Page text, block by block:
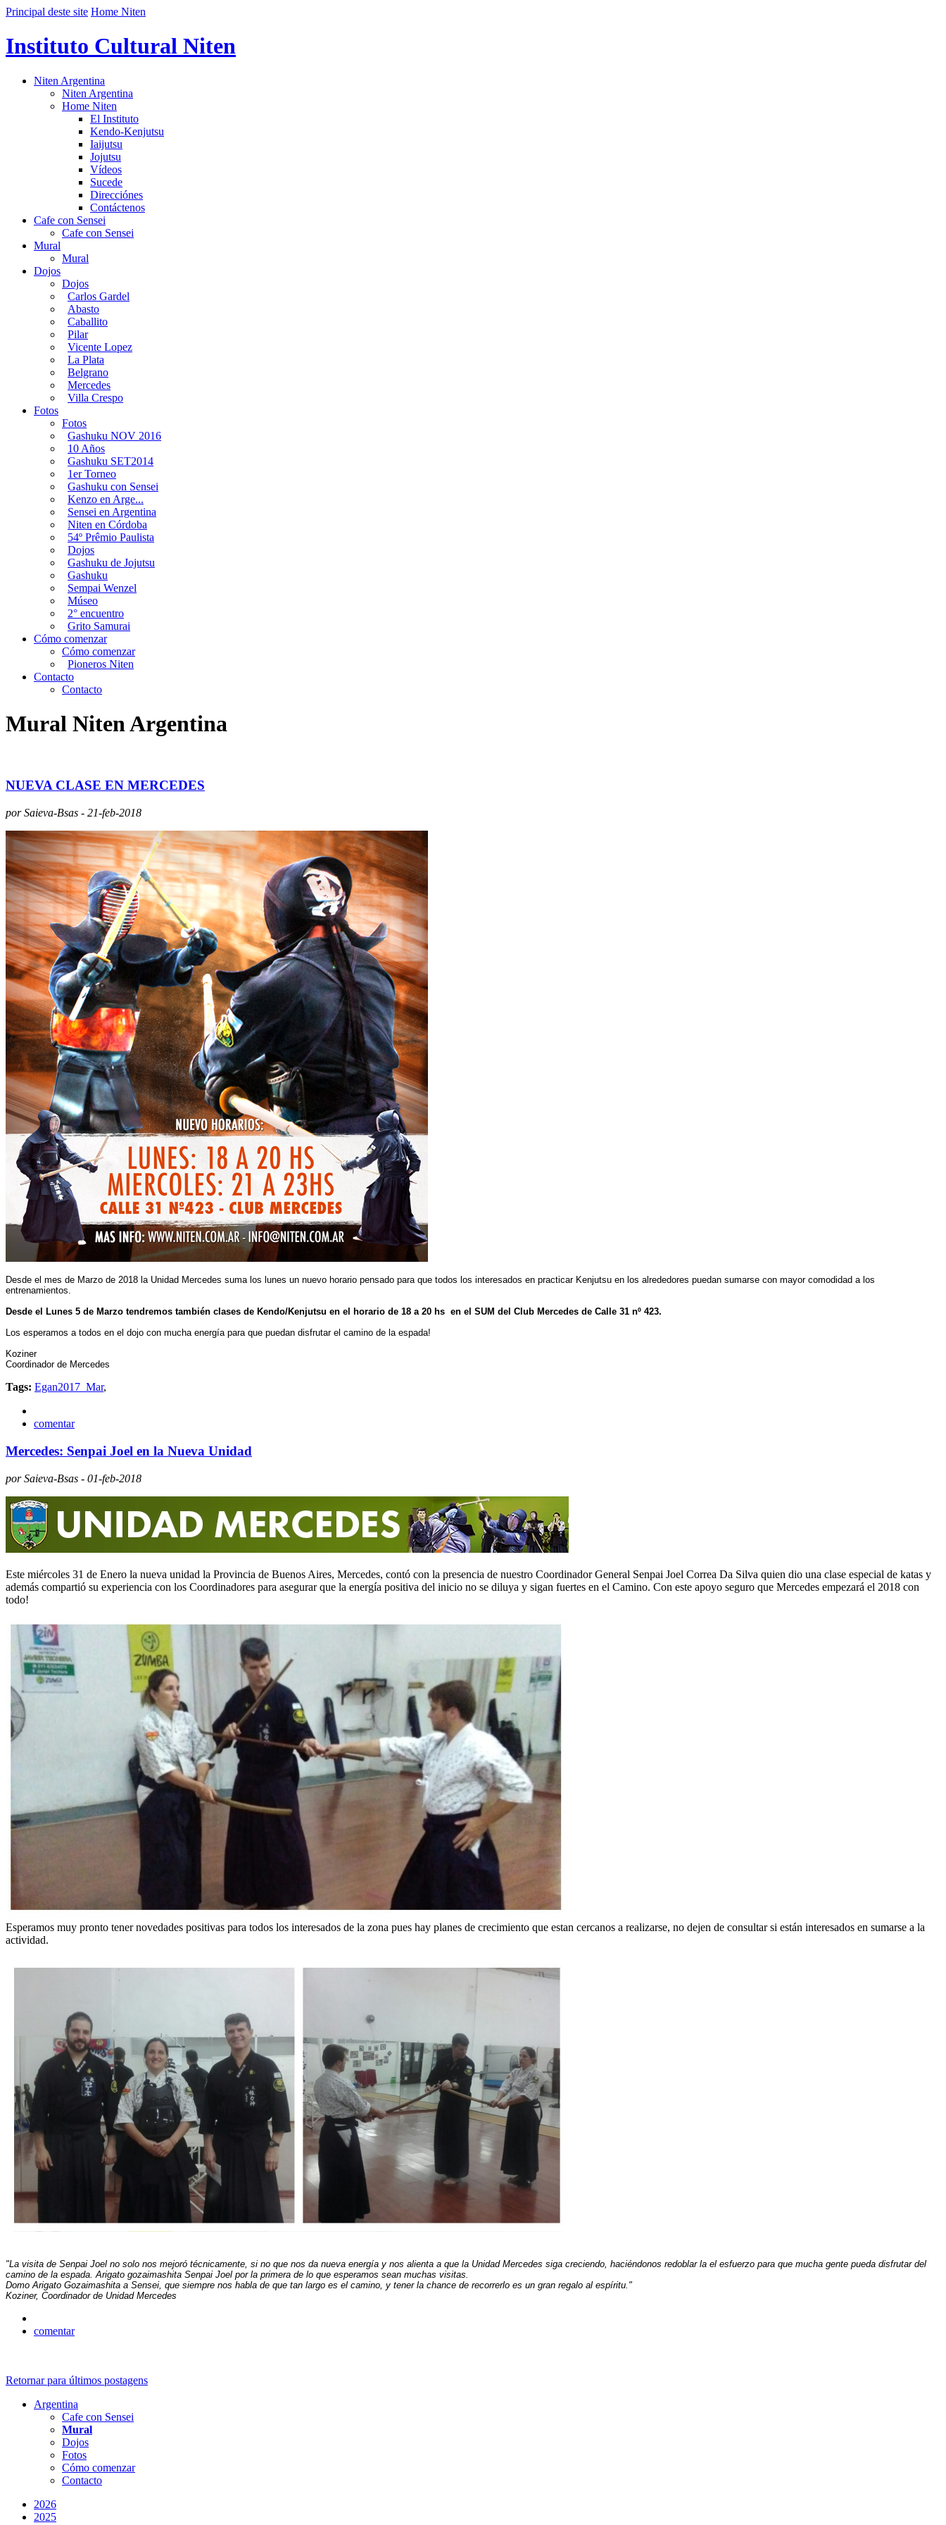
Principal deste site Home Niten
Instituto Cultural Niten
Niten Argentina
Niten Argentina
Home Niten
El Instituto
Kendo-Kenjutsu
Iaijutsu
Jojutsu
Vídeos
Sucede
Direcciónes
Contáctenos
Cafe con Sensei
Cafe con Sensei
Mural
Mural
Dojos
Dojos
Carlos Gardel
Abasto
Caballito
Pilar
Vicente Lopez
La Plata
Belgrano
Mercedes
Villa Crespo
Fotos
Fotos
Gashuku NOV 2016
10 Años
Gashuku SET2014
1er Torneo
Gashuku con Sensei
Kenzo en Arge...
Sensei en Argentina
Niten en Córdoba
54º Prêmio Paulista
Dojos
Gashuku de Jojutsu
Gashuku
Sempai Wenzel
Múseo
2° encuentro
Grito Samurai
Cómo comenzar
Cómo comenzar
Pioneros Niten
Contacto
Contacto
Mural Niten Argentina
NUEVA CLASE EN MERCEDES
por Saieva-Bsas - 21-feb-2018
Desde el mes de Marzo de 2018 la Unidad Mercedes suma los lunes un nuevo horario pensado para que todos los interesados en practicar Kenjutsu en los alrededores puedan sumarse con mayor comodidad a los
entrenamientos.
Desde el Lunes 5 de Marzo tendremos también clases de Kendo/Kenjutsu en el horario de 18 a 20 hs en el SUM del Club Mercedes de Calle 31 nº 423.
Los esperamos a todos en el dojo con mucha energía para que puedan disfrutar el camino de la espada!
Koziner
Coordinador de Mercedes
Tags: Egan2017_Mar,
comentar
Mercedes: Senpai Joel en la Nueva Unidad
por Saieva-Bsas - 01-feb-2018
Este miércoles 31 de Enero la nueva unidad la Provincia de Buenos Aires, Mercedes, contó con la presencia de nuestro Coordinador General Senpai Joel Correa Da Silva quien dio una clase especial de katas y
además compartió su experiencia con los Coordinadores para asegurar que la energía positiva del inicio no se diluya y sigan fuertes en el Camino. Con este apoyo seguro que Mercedes empezará el 2018 con
todo!
Esperamos muy pronto tener novedades positivas para todos los interesados de la zona pues hay planes de crecimiento que estan cercanos a realizarse, no dejen de consultar si están interesados en sumarse a la
actividad.
"La visita de Senpai Joel no solo nos mejoró técnicamente, si no que nos da nueva energía y nos alienta a que la Unidad Mercedes siga creciendo, haciéndonos redoblar la el esfuerzo para que mucha gente pueda disfrutar del
camino de la espada. Arigato gozaimashita Senpai Joel por la primera de lo que esperamos sean muchas visitas.
Domo Arigato Gozaimashita a Sensei, que siempre nos habla de que tan largo es el camino, y tener la chance de recorrerlo es un gran regalo al espíritu."
Koziner, Coordinador de Unidad Mercedes
comentar
Retornar para últimos postagens
Argentina
Cafe con Sensei
Mural
Dojos
Fotos
Cómo comenzar
Contacto
2026
2025